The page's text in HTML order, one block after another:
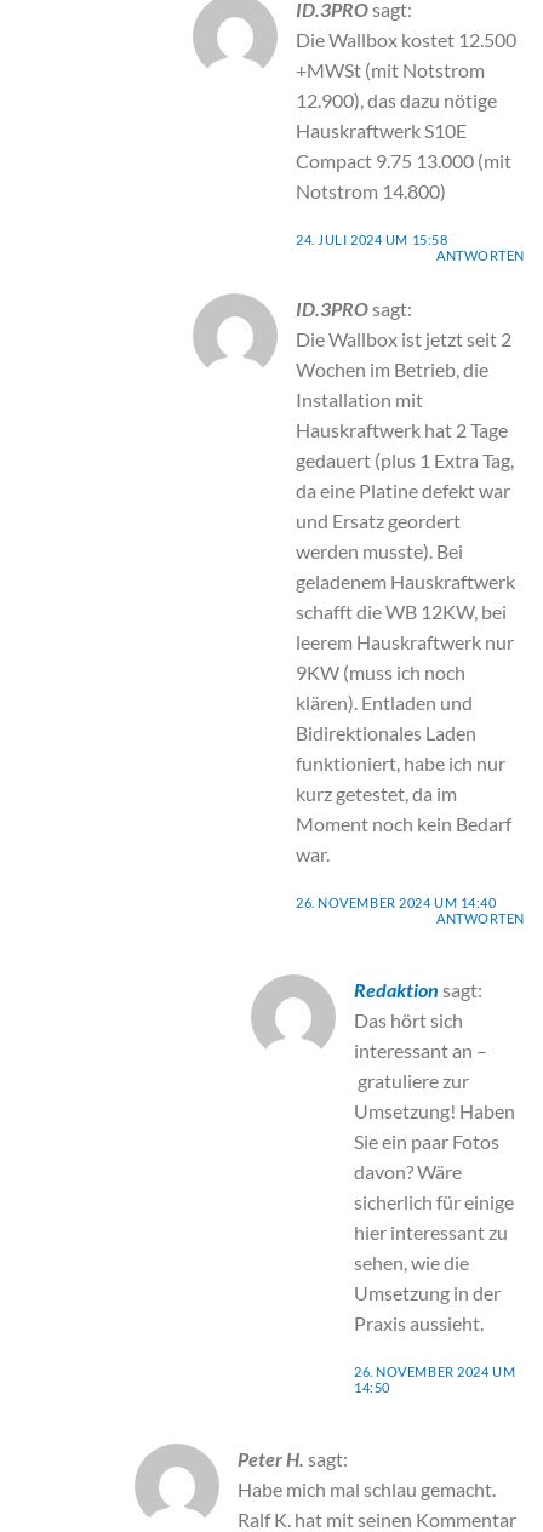
ID.3PROsagt:
Die Wallbox kostet 12.500
+MWSt (mit Notstrom
12.900), das dazu nötige
Hauskraftwerk S10E
Compact 9.75 13.000 (mit
Notstrom 14.800)
24. JULI 2024 UM 15:58
ANTWORTEN
ID.3PROsagt:
Die Wallbox ist jetzt seit 2
Wochen im Betrieb, die
Installation mit
Hauskraftwerk hat 2 Tage
gedauert (plus 1 Extra Tag,
da eine Platine defekt war
und Ersatz geordert
werden musste). Bei
geladenem Hauskraftwerk
schafft die WB 12KW, bei
leerem Hauskraftwerk nur
9KW (muss ich noch
klären). Entladen und
Bidirektionales Laden
funktioniert, habe ich nur
kurz getestet, da im
Moment noch kein Bedarf
war.
26. NOVEMBER 2024 UM 14:40
ANTWORTEN
Redaktion sagt:
Das hört sich
interessant an –
gratuliere zur
Umsetzung! Haben
Sie ein paar Fotos
davon? Wäre
sicherlich für einige
hier interessant zu
sehen, wie die
Umsetzung in der
Praxis aussieht.
26. NOVEMBER 2024 UM
14:50
Peter H. sagt:
Habe mich mal schlau gemacht.
Ralf K. hat mit seinen Kommentar